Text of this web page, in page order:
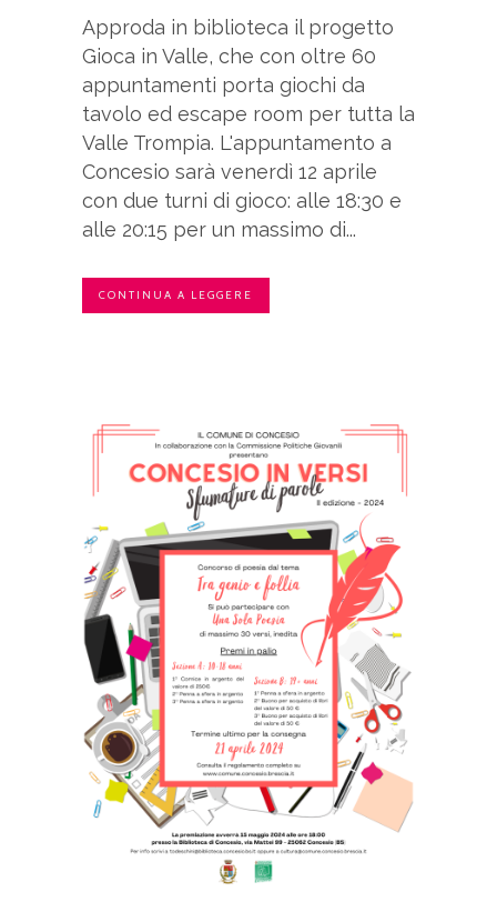
Approda in biblioteca il progetto
Gioca in Valle, che con oltre 60
appuntamenti porta giochi da
tavolo ed escape room per tutta la
Valle Trompia. L'appuntamento a
Concesio sarà venerdì 12 aprile
con due turni di gioco: alle 18:30 e
alle 20:15 per un massimo di...
CONTINUA A LEGGERE